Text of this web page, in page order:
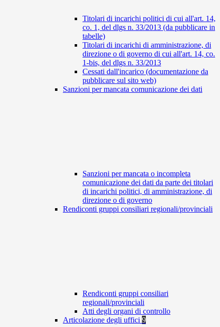
Titolari di incarichi politici di cui all'art. 14,
co. 1, del dlgs n. 33/2013 (da pubblicare in
tabelle)
Titolari di incarichi di amministrazione, di
direzione o di governo di cui all'art. 14, co.
1-bis, del dlgs n. 33/2013
Cessati dall'incarico (documentazione da
pubblicare sul sito web)
Sanzioni per mancata comunicazione dei dati
Sanzioni per mancata o incompleta
comunicazione dei dati da parte dei titolari
di incarichi politici, di amministrazione, di
direzione o di governo
Rendiconti gruppi consiliari regionali/provinciali
Rendiconti gruppi consiliari
regionali/provinciali
Atti degli organi di controllo
Articolazione degli uffici 9